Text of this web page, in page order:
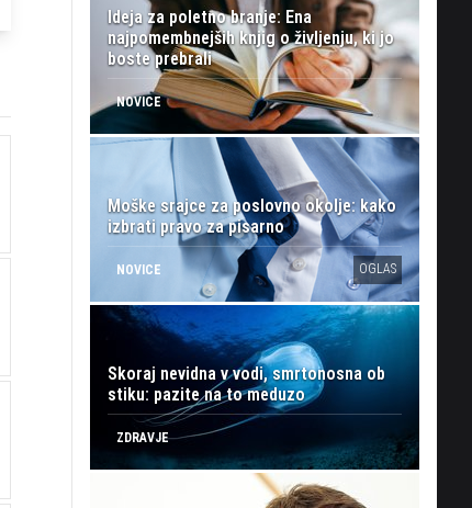
Ideja za poletno branje: Ena
najpomembnejših knjig o življenju, ki jo
boste prebrali
NOVICE
Moške srajce za poslovno okolje: kako
izbrati pravo za pisarno
NOVICE OGLAS
Skoraj nevidna v vodi, smrtonosna ob
stiku: pazite na to meduzo
ZDRAVJE